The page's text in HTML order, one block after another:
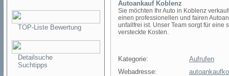
TOP-Liste Bewertung
Detailsuche
Suchtipps
Autoankauf Koblenz
Sie möchten Ihr Auto in Koblenz
einen professionellen und fairen
unfallfrei ist. Unser Team sorgt für eine
versteckte Kosten.
Kategorie:
Aufrufen
Webadresse: